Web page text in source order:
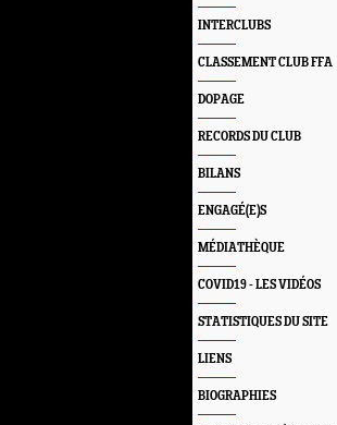
INTERCLUBS
CLASSEMENT CLUB FFA
DOPAGE
RECORDS DU CLUB
BILANS
ENGAGÉ(E)S
MÉDIATHÈQUE
COVID19 - LES VIDÉOS
STATISTIQUES DU SITE
LIENS
BIOGRAPHIES